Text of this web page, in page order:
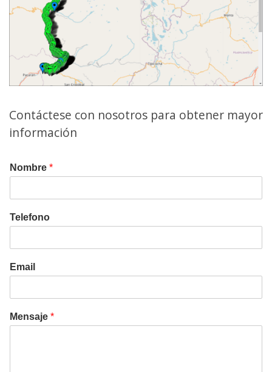
Contáctese con nosotros para obtener mayor
información
Nombre *
Telefono
Email
Mensaje *